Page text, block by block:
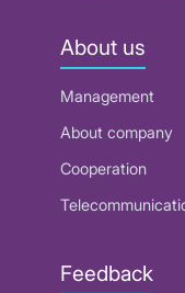
About us
Management
About company
Cooperation
Feedback